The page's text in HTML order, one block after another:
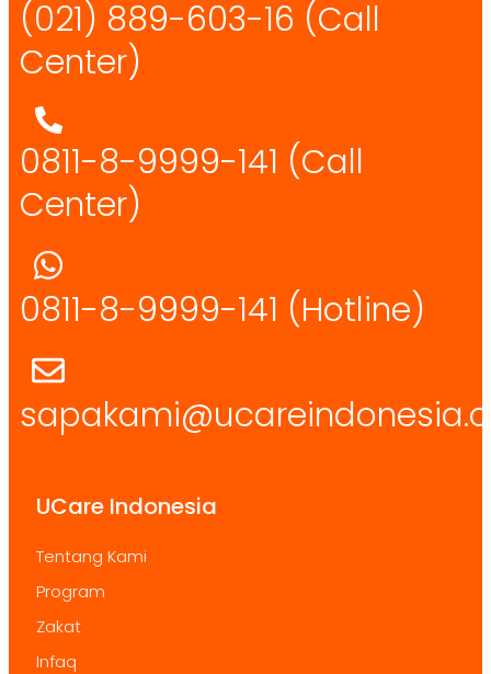
(021) 889-603-16 (Call
Center)
0811-8-9999-141 (Call
Center)
0811-8-9999-141 (Hotline)
UCare Indonesia
Tentang Kami
Program
Zakat
Infaq